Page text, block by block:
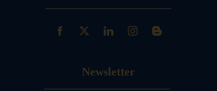
Newsletter